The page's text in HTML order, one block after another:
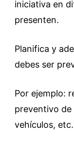
iniciativa en
presenten.
Planifica y
debes ser
Por ejemplo:
preventivo de
vehículos, etc.